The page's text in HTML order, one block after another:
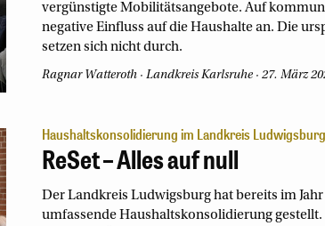
vergünstigte Mobilitätsangebote. Auf
negative Einfluss auf die Haushalte an. Die
setzen sich nicht durch.
Ragnar Watteroth Landkreis Karlsruhe 27. März
Haushaltskonsolidierung im Landkreis Ludwigsburg
ReSet – Alles auf null
Der Landkreis Ludwigsburg hat bereits im
umfassende Haushaltskonsolidierung